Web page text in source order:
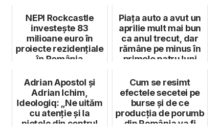
NEPI Rockcastle
investește 83
milioane euro în
proiecte rezidențiale
în România
Piața auto a avut un
aprilie mult mai bun
ca anul trecut, dar
rămâne pe minus în
primele patru luni
Adrian Apostol și
Adrian Ichim,
Ideologiq: „Ne uităm
cu atenție și la
piețele din centrul
Cum se resimt
efectele secetei pe
burse și de ce
producția de porumb
din România va fi